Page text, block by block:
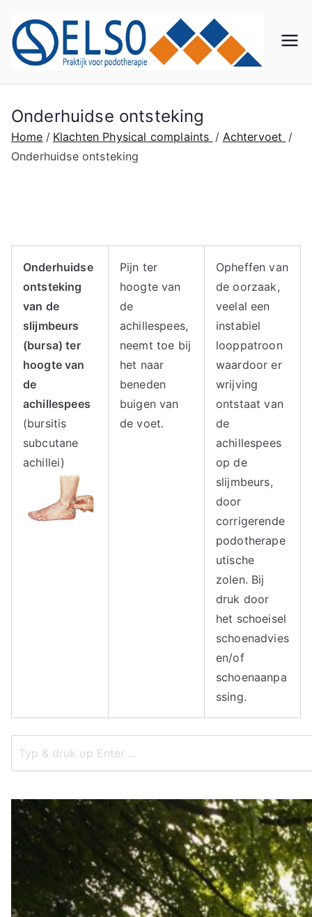
naar
de
inhoud
so
Po
er
ap
ie
Praktij
Onderhuidse ontsteking
Home Klachten Physical complaints
Achtervoet
Onderhuidse ontsteking
Onderhuidse
ontsteking
van de
slijmbeurs
(bursa) ter
hoogte van
de
achillespees
(bursitis
subcutane
achillei)
Pijn ter
hoogte van
de
achillespees,
neemt toe bij
het naar
beneden
buigen van
de voet.
Opheffen van
de oorzaak,
veelal een
instabiel
looppatroon
waardoor er
wrijving
ontstaat van
de
achillespees
op de
slijmbeurs,
door
corrigerende
podotherape
utische
zolen. Bij
druk door
het schoeisel
schoenadvies
en/of
schoenaanpa
ssing.